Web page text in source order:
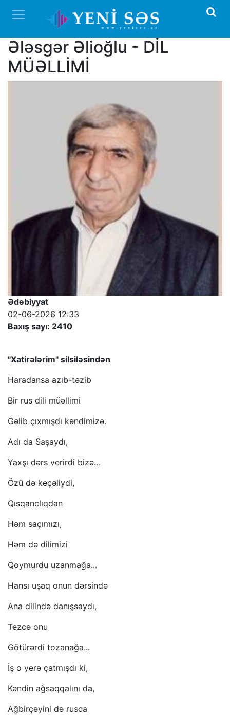
Ələsgər Əlioğlu - DİL
MÜƏLLİMİ
Ədəbiyyat
02-06-2026 12:33
Baxış sayı: 2410
"Xatirələrim" silsiləsindən
Haradansa azıb-təzib
Bir rus dili müəllimi
Gəlib çıxmışdı kəndimizə.
Adı da Saşaydı,
Yaxşı dərs verirdi bizə...
Özü də keçəliydi,
Qısqanclıqdan
Həm saçımızı,
Həm də dilimizi
Qoymurdu uzanmağa...
Hansı uşaq onun dərsində
Ana dilində danışsaydı,
Tezcə onu
Götürərdi tozanağa...
İş o yerə çatmışdı ki,
Kəndin ağsaqqalını da,
Ağbirçəyini də rusca